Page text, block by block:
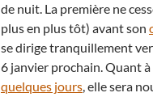
de nuit. La première ne
plus en plus tôt) avant son
se dirige tranquillement
6 janvier prochain. Quant à
quelques jours, elle sera